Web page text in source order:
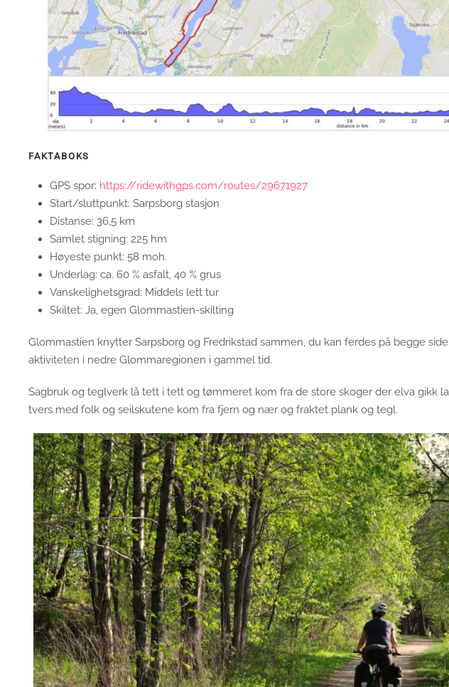
FAKTABOKS
GPS spor: https://ridewithgps.com/routes/29671927
Start/sluttpunkt: Sarpsborg stasjon
Distanse: 36,5 km
Samlet stigning: 225 hm
Høyeste punkt: 58 moh.
Underlag: ca. 60 % asfalt, 40 % grus
Vanskelighetsgrad: Middels lett tur
Skiltet: Ja, egen Glommastien-skilting
Glommastien knytter Sarpsborg og Fredrikstad sammen, du kan ferdes på begge
aktiviteten i nedre Glommaregionen i gammel tid.
Sagbruk og teglverk lå tett i tett og tømmeret kom fra de store skoger der elva gikk
tvers med folk og seilskutene kom fra fjern og nær og fraktet plank og tegl.